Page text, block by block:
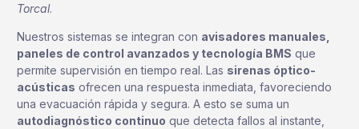
Torcal.
Nuestros sistemas se integran con avisadores manuales,
paneles de control avanzados y tecnología BMS que
permite supervisión en tiempo real. Las sirenas óptico-
acústicas ofrecen una respuesta inmediata, favoreciendo
una evacuación rápida y segura. A esto se suma un
autodiagnóstico continuo que detecta fallos al instante,